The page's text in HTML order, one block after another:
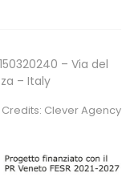
– Via del
– Italy
Credits: Clever Agency